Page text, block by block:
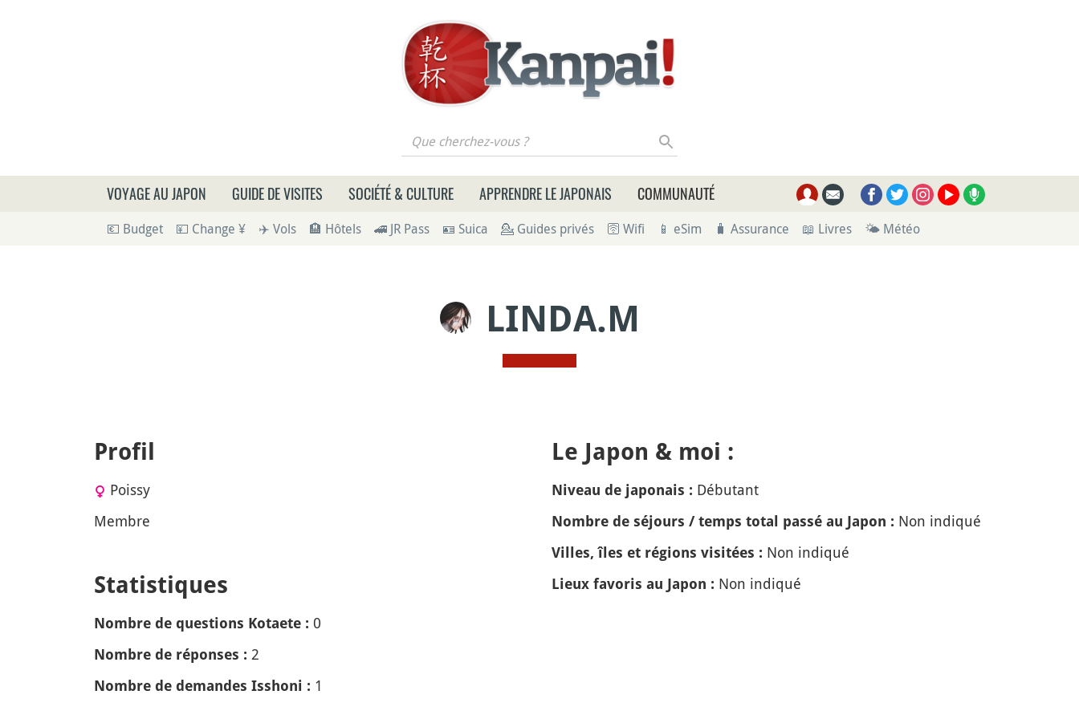
Que cherchez-vous ?
VOYAGE AU JAPON GUIDE DE VISITES SOCIÉTÉ & CULTURE APPRENDRE LE JAPONAIS COMMUNAUTÉ
💶 Budget 💴 Change ¥ ✈️ Vols 🏨 Hôtels 🚄 JR Pass 🪪 Suica 💁 Guides privés 🛜 Wifi 📱 eSim 🧳 Assurance 📖 Livres 🌤 Météo
LINDA.M
Profil
Poissy
Membre
Statistiques
Nombre de questions Kotaete : 0
Nombre de réponses : 2
Nombre de demandes Isshoni : 1
Le Japon & moi :
Niveau de japonais : Débutant
Nombre de séjours / temps total passé au Japon : Non indiqué
Villes, îles et régions visitées : Non indiqué
Lieux favoris au Japon : Non indiqué